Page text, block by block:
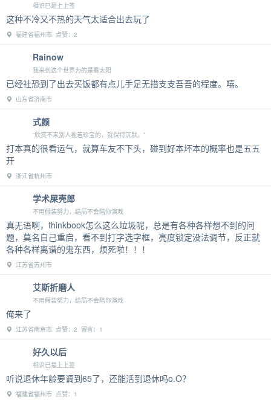
相识已是上上签
这种不冷又不热的天气太适合出去玩了
福建省福州市 点赞：2
Rainow
我来到这个世界为的是看太阳
已经社恐到了出去买饭都有点儿手足无措支支吾吾的程度。嘻。
山东省济南市
式颜
“欣赏不来别人视若珍宝的，就保持沉默。”
打本真的很看运气，就算车友不下头，碰到好本坏本的概率也是五五
开
浙江省杭州市
学术屎壳郎
不用假装努力，结局不会陪你演戏
真无语啊，thinkbook怎么这么垃圾呢，总是有各种各样想不到的问
题，莫名自己重启，看不到打字选字框，亮度锁定没法调节，反正就
各种各样离谱的鬼东西，烦死啦！！！
江苏省苏州市
艾斯折磨人
不用假装努力，结局不会陪你演戏
俺来了
江苏省南京市 点赞：2 留言：1
好久以后
相识已是上上签
听说退休年龄要调到65了，还能活到退休吗o.O？
福建省福州市 点赞：1